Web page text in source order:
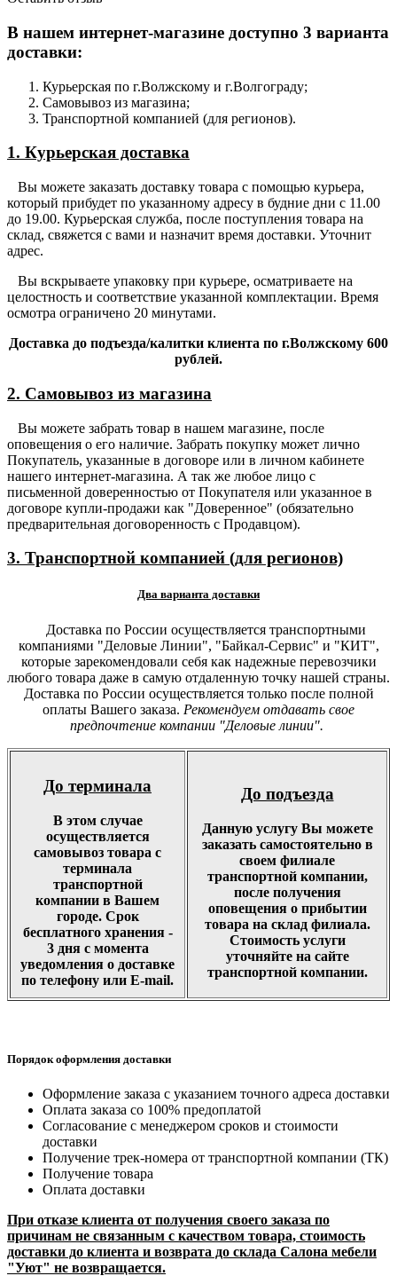
В нашем интернет-магазине доступно 3 варианта
доставки:
Курьерская по г.Волжскому и г.Волгограду;
Самовывоз из магазина;
Транспортной компанией (для регионов).
1. Курьерская доставка
Вы можете заказать доставку товара с помощью курьера,
который прибудет по указанному адресу в будние дни с 11.00
до 19.00. Курьерская служба, после поступления товара на
склад, свяжется с вами и назначит время доставки. Уточнит
адрес.
Вы вскрываете упаковку при курьере, осматриваете на
целостность и соответствие указанной комплектации. Время
осмотра ограничено 20 минутами.
Доставка до подъезда/калитки клиента по г.Волжскому 600
рублей.
2. Самовывоз из магазина
Вы можете забрать товар в нашем магазине, после
оповещения о его наличие. Забрать покупку может лично
Покупатель, указанные в договоре или в личном кабинете
нашего интернет-магазина. А так же любое лицо с
письменной доверенностью от Покупателя или указанное в
договоре купли-продажи как "Доверенное" (обязательно
предварительная договоренность с Продавцом).
3. Транспортной компанией (для регионов)
Два варианта доставки
Доставка по России осуществляется транспортными
компаниями "Деловые Линии", "Байкал-Сервис" и "КИТ",
которые зарекомендовали себя как надежные перевозчики
любого товара даже в самую отдаленную точку нашей страны.
Доставка по России осуществляется только после полной
оплаты Вашего заказа. Рекомендуем отдавать свое
предпочтение компании "Деловые линии".
До терминала
В этом случае
осуществляется
самовывоз товара с
терминала
транспортной
компании в Вашем
городе. Срок
бесплатного хранения -
3 дня с момента
уведомления о доставке
по телефону или E-mail.
До подъезда
Данную услугу Вы можете
заказать самостоятельно в
своем филиале
транспортной компании,
после получения
оповещения о прибытии
товара на склад филиала.
Стоимость услуги
уточняйте на сайте
транспортной компании.
Порядок оформления доставки
Оформление заказа с указанием точного адреса доставки
Оплата заказа со 100% предоплатой
Согласование с менеджером сроков и стоимости
доставки
Получение трек-номера от транспортной компании (ТК)
Получение товара
Оплата доставки
При отказе клиента от получения своего заказа по
причинам не связанным с качеством товара, стоимость
доставки до клиента и возврата до склада Салона мебели
"Уют" не возвращается.